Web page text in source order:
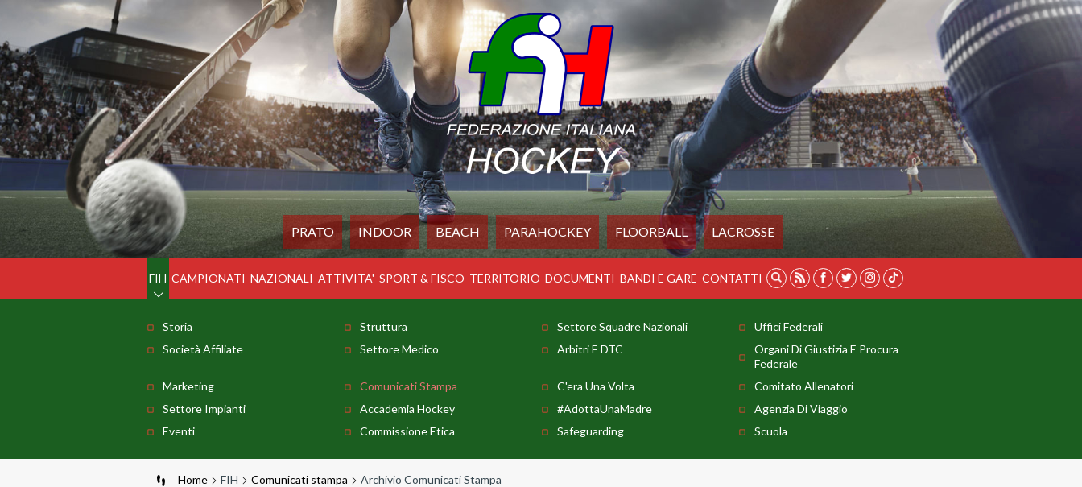
PRATO INDOOR BEACH PARAHOCKEY FLOORBALL LACROSSE
FIH CAMPIONATI NAZIONALI ATTIVITA' SPORT & FISCO TERRITORIO DOCUMENTI BANDI E GARE CONTATTI
Storia Struttura Settore Squadre Nazionali
Uffici Federali
Società Affiliate
Settore Medico Arbitri E DTC
Organi Di Giustizia E Procura
Federale
Marketing
Comunicati Stampa C'era Una Volta
Comitato Allenatori
Settore Impianti
Accademia Hockey #AdottaUnaMadre
Agenzia Di Viaggio
Eventi
Commissione Etica Safeguarding Scuola
Home FIH Comunicati stampa Archivio Comunicati Stampa